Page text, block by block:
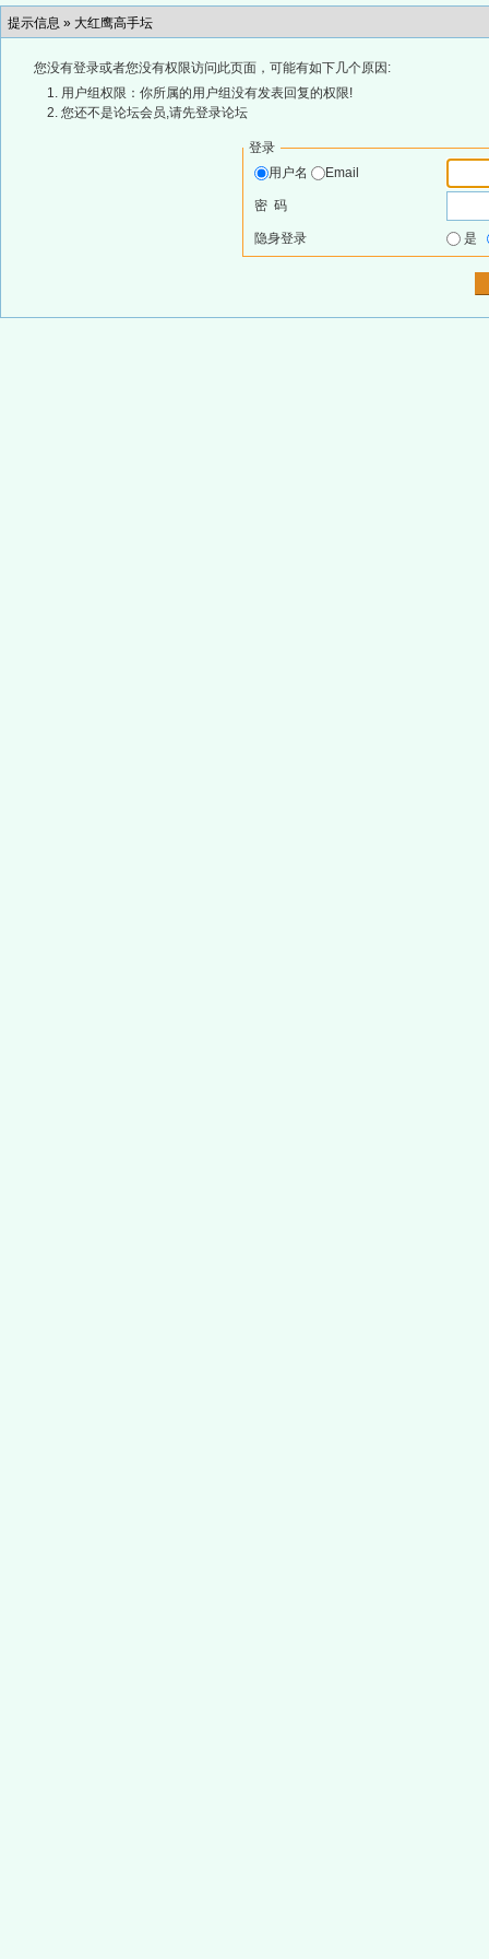
提示信息 » 大红鹰高手坛
您没有登录或者您没有权限访问此页面，可能有如下几个原因:
用户组权限：你所属的用户组没有发表回复的权限!
您还不是论坛会员,请先登录论坛
登录
用户名
Email
密 码
隐身登录 是